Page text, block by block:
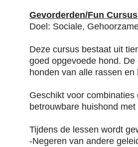
Gevorderden/Fun
Doel: Sociale,
Deze cursus bestaat uit
goed opgevoede hond.
honden van alle rassen
Geschikt voor
betrouwbare huishond
Tijdens de lessen wordt
-Negeren van andere